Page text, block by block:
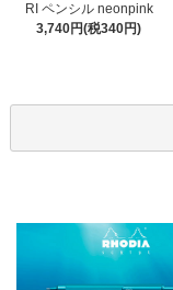
RI ペンシル neonpink
3,740円(税340円)